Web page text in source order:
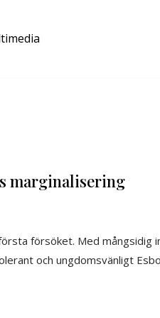
marginalisering
försöket. Med mångsidig
och ungdomsvänligt